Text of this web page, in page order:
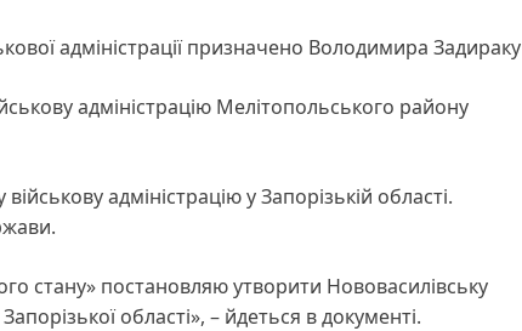
адміністрації призначено Володимира Задираку
адміністрацію Мелітопольського району
адміністрацію у Запорізькій області.
стану» постановляю утворити Нововасилівську
області», – йдеться в документі.